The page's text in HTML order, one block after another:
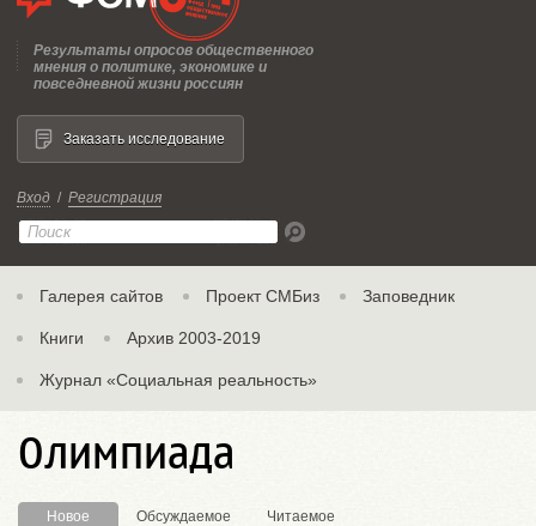
Результаты опросов общественного
мнения о политике, экономике и
повседневной жизни россиян
Вход / Регистрация
Галерея сайтов Проект СМБиз Заповедник
Книги Архив 2003-2019
Журнал «Социальная реальность»
Заказать исследование
Олимпиада
Новое Обсуждаемое Читаемое